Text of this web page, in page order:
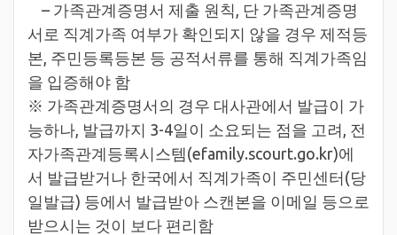
– 가족관계증명서 제출 원칙, 단 가족관계증명
서로 직계가족 여부가 확인되지 않을 경우 제적등
본, 주민등록등본 등 공적서류를 통해 직계가족임
을 입증해야 함
※ 가족관계증명서의 경우 대사관에서 발급이 가
능하나, 발급까지 3-4일이 소요되는 점을 고려, 전
자가족관계등록시스템(efamily.scourt.go.kr)에
서 발급받거나 한국에서 직계가족이 주민센터(당
일발급) 등에서 발급받아 스캔본을 이메일 등으로
받으시는 것이 보다 편리함